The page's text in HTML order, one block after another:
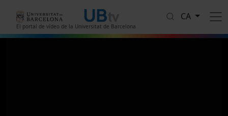
El portal de vídeo de la Universitat de Barcelona
CA